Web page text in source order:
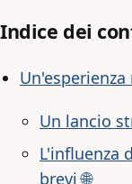
Indice dei
Un lancio
L'influenza
brevi 🌐